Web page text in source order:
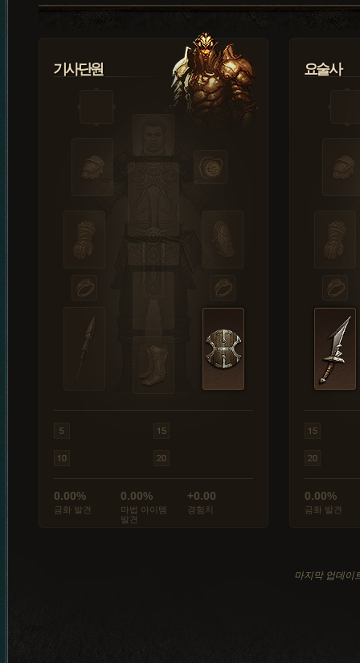
기사단원
0.00%
금화 발견
0.00%
마법 아이템
발견
+0.00
경험치
요술사
0.00%
금화 발견
마지막 업데이